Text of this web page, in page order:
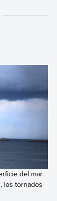
del mar.
los tornados